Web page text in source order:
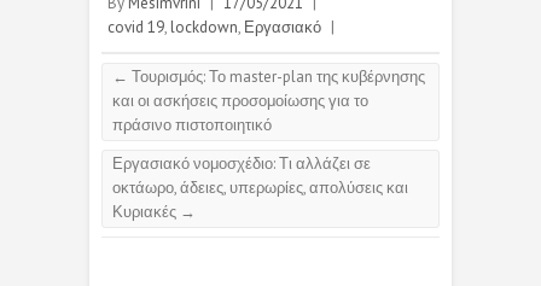
covid 19, lockdown, Εργασιακό |
← Τουρισμός: Το master-plan της κυβέρνησης
και οι ασκήσεις προσομοίωσης για το
πράσινο πιστοποιητικό
Εργασιακό νομοσχέδιο: Τι αλλάζει σε
οκτάωρο, άδειες, υπερωρίες, απολύσεις και
Κυριακές →